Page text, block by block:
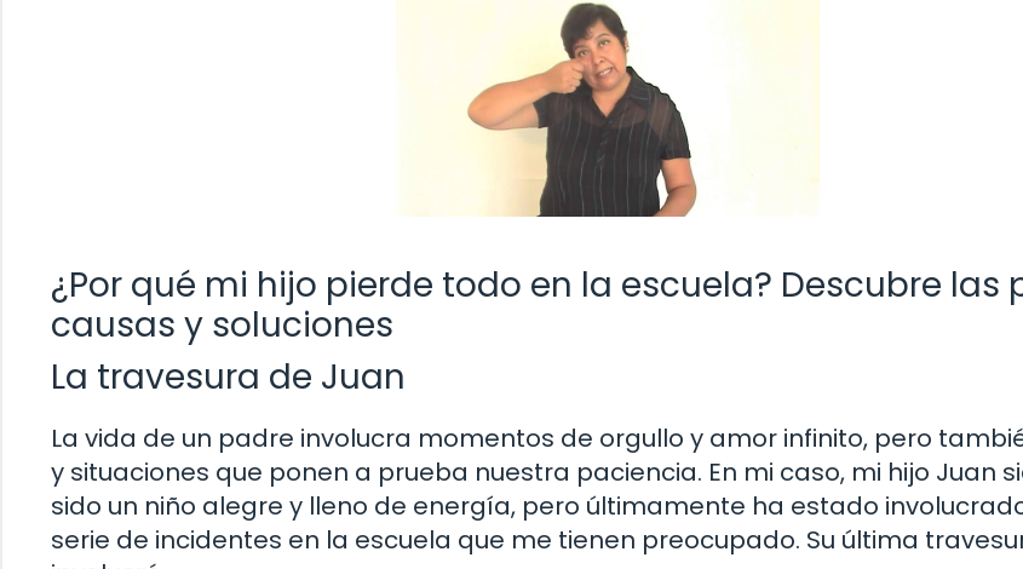
¿Por qué mi hijo pierde todo en la escuela? Descubre las
causas y soluciones
La travesura de Juan
La vida de un padre involucra momentos de orgullo y amor infinito, pero
y situaciones que ponen a prueba nuestra paciencia. En mi caso, mi hijo Juan
sido un niño alegre y lleno de energía, pero últimamente ha estado
serie de incidentes en la escuela que me tienen preocupado. Su última